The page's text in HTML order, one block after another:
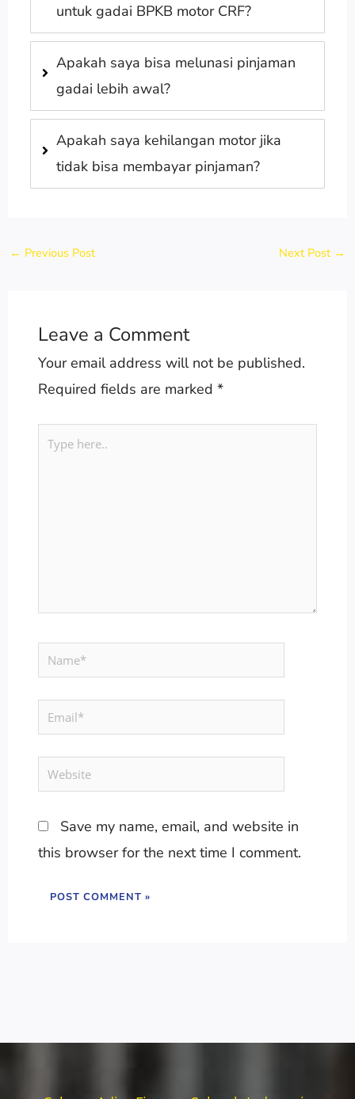
untuk gadai BPKB motor CRF?
Apakah saya bisa melunasi pinjaman
gadai lebih awal?
Apakah saya kehilangan motor jika
tidak bisa membayar pinjaman?
← Previous Post Next Post →
Leave a Comment
Your email address will not be published.
Required fields are marked*
Type
Name*
Email*
Website
Save my name, email, and website in
this browser for the next time I comment.